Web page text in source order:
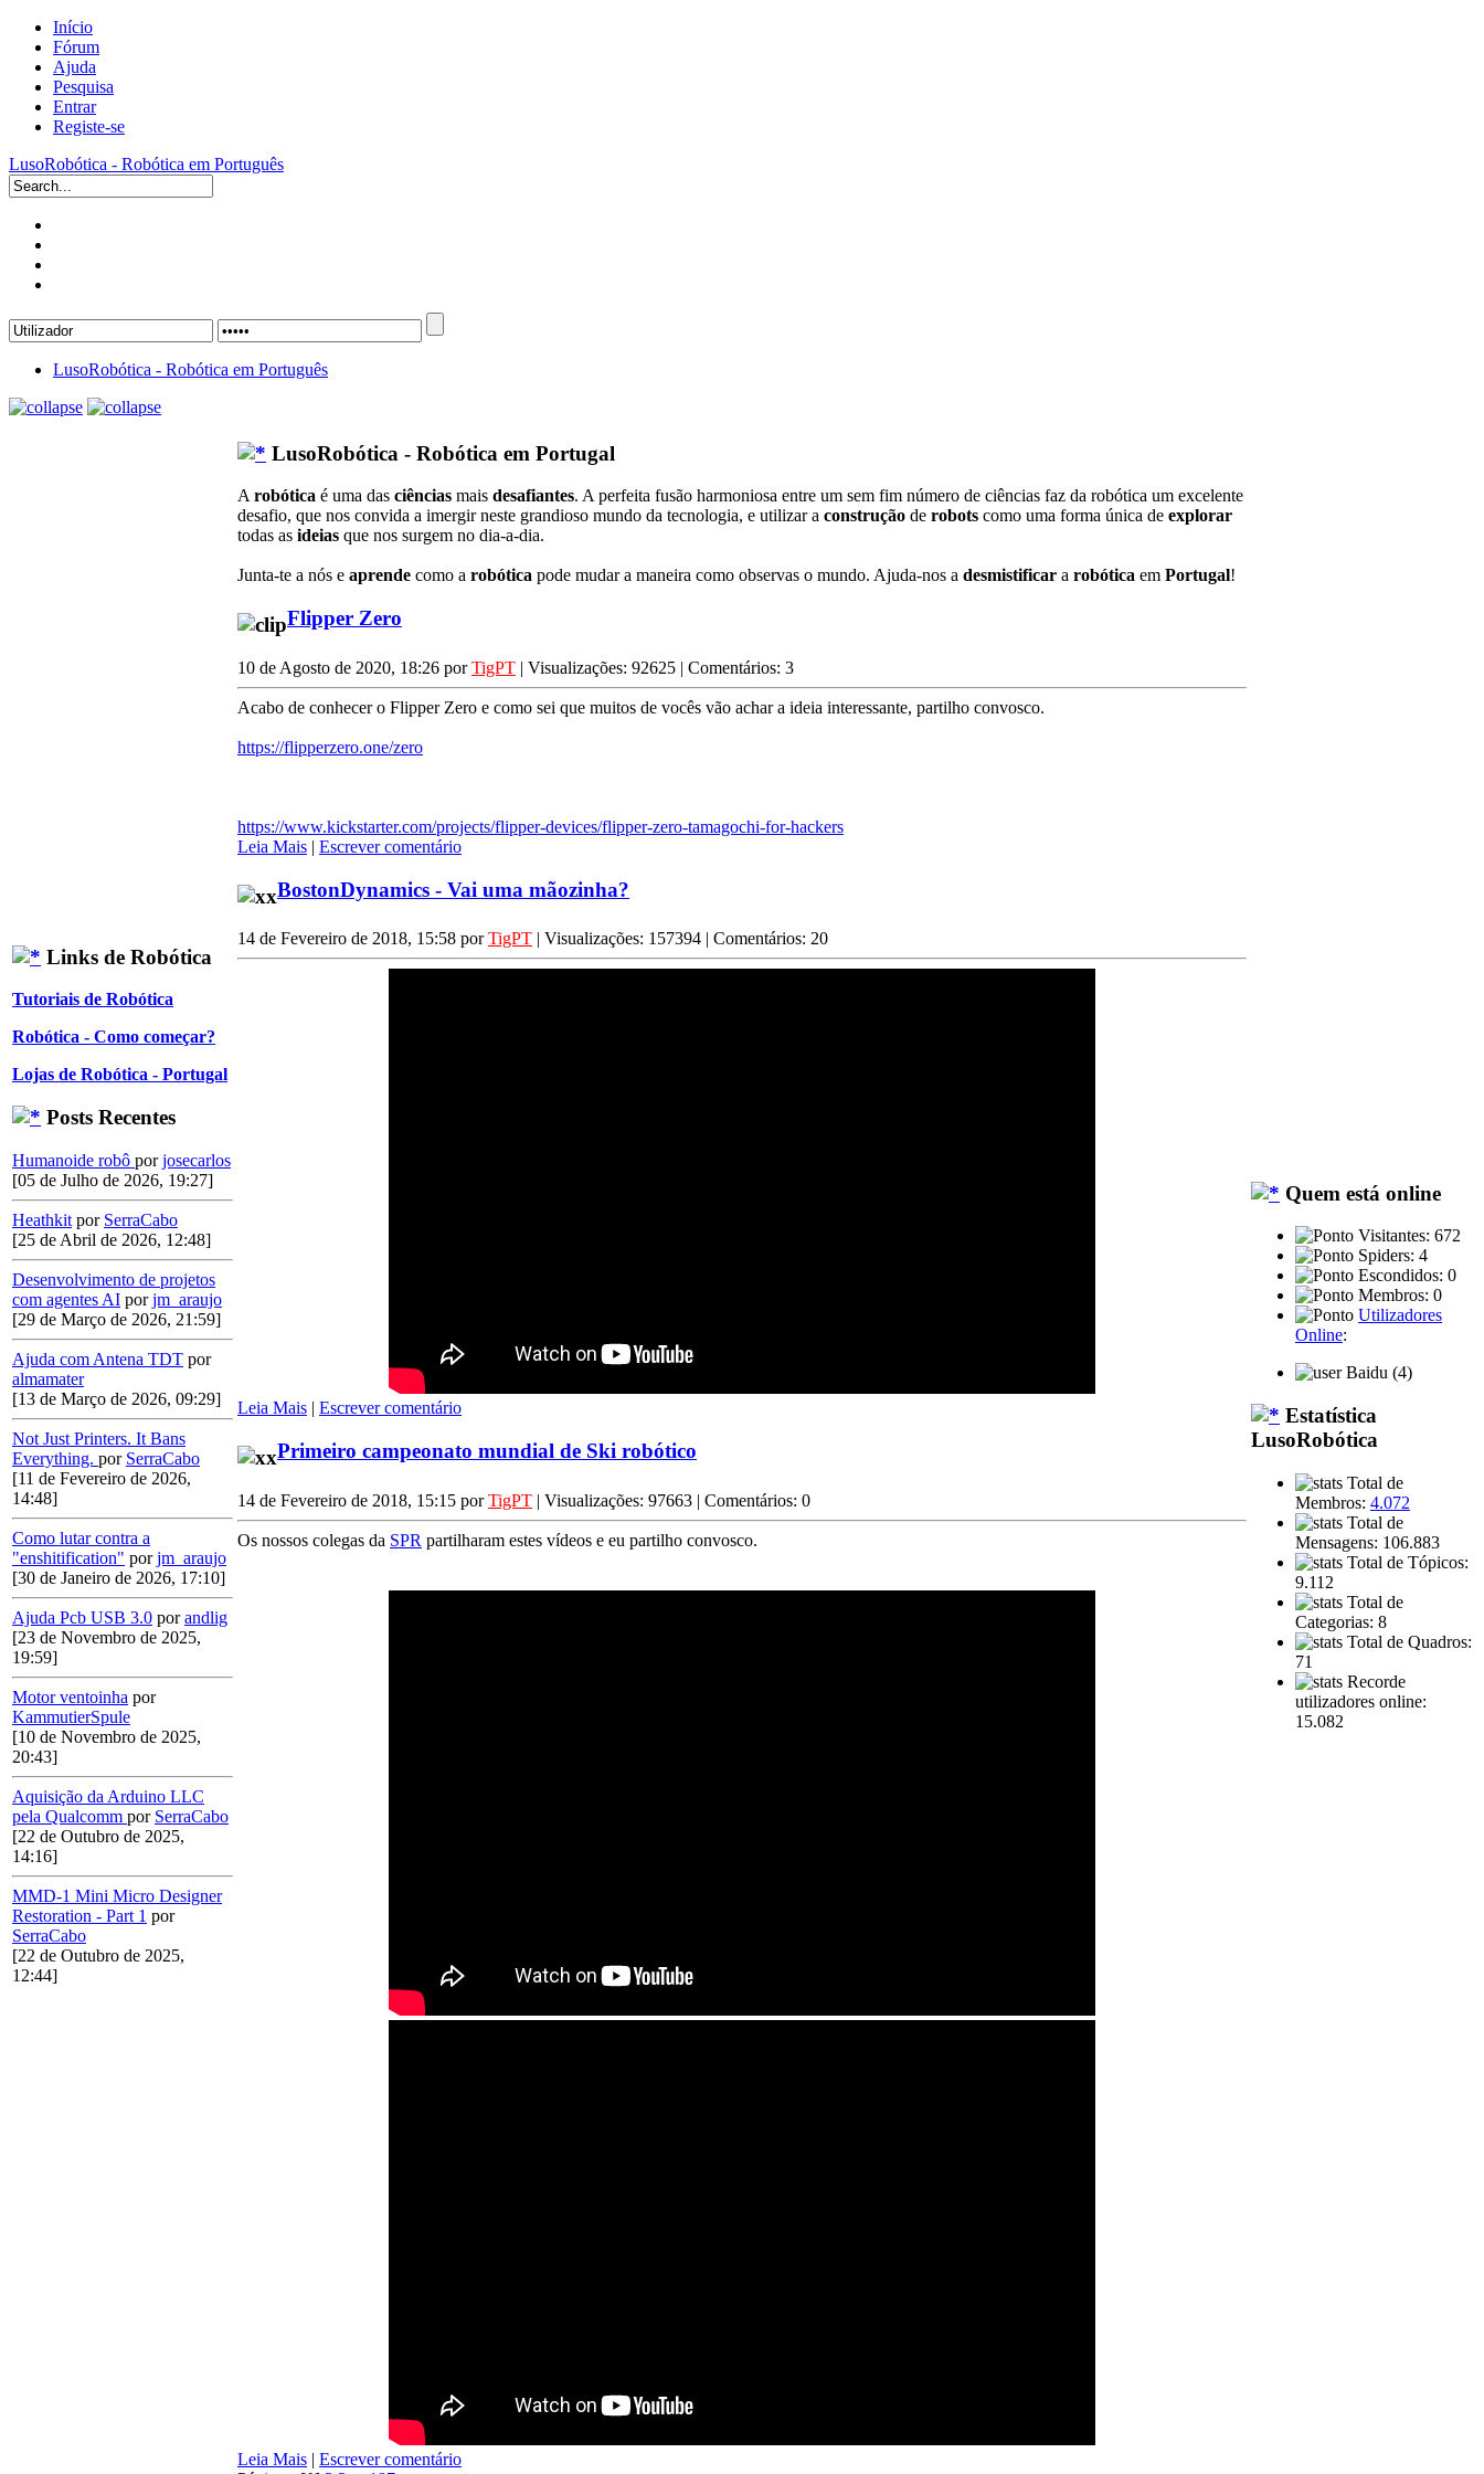
Início
Fórum
Ajuda
Pesquisa
Entrar
Registe-se
LusoRobótica - Robótica em Português
LusoRobótica - Robótica em Português
Links de Robótica
Tutoriais de Robótica
Robótica - Como começar?
Lojas de Robótica - Portugal
Posts Recentes
Humanoide robô porjosecarlos
[05 de Julho de 2026, 19:27]
Heathkit por SerraCabo
[25 de Abril de 2026, 12:48]
Desenvolvimento de projetos
com agentes AI porjm_araujo
[29 de Março de 2026, 21:59]
Ajuda com Antena TDT por
almamater
[13 de Março de 2026, 09:29]
Not Just Printers. It Bans
Everything. por SerraCabo
[11 de Fevereiro de 2026,
14:48]
Como lutar contra a
"enshitification" porjm_araujo
[30 de Janeiro de 2026, 17:10]
Ajuda Pcb USB 3.0 porandlig
[23 de Novembro de 2025,
19:59]
Motor ventoinha por
KammutierSpule
[10 de Novembro de 2025,
20:43]
Aquisição da Arduino LLC
pela Qualcomm por SerraCabo
[22 de Outubro de 2025,
14:16]
MMD-1 Mini Micro Designer
Restoration - Part 1 por
SerraCabo
[22 de Outubro de 2025,
12:44]
LusoRobótica - Robótica em Portugal
Arobótica é uma das ciências mais desafiantes. A perfeita fusão harmoniosa entre um sem fim número de ciências faz da robótica um excelente
desafio, que nos convida a imergir neste grandioso mundo da tecnologia, e utilizar a construção de robots como uma forma única de explorar
todas as ideias que nos surgem no dia-a-dia.
Junta-te a nós e aprende como a robótica pode mudar a maneira como observas o mundo. Ajuda-nos a desmistificar a robótica em Portugal!
Flipper Zero
10 de Agosto de 2020, 18:26 porTigPT | Visualizações: 92625 | Comentários: 3
Acabo de conhecer o Flipper Zero e como sei que muitos de vocês vão achar a ideia interessante, partilho convosco.
https://flipperzero.one/zero
https://www.kickstarter.com/projects/flipper-devices/flipper-zero-tamagochi-for-hackers
Leia Mais | Escrever comentário
BostonDynamics - Vai uma mãozinha?
14 de Fevereiro de 2018, 15:58 porTigPT | Visualizações: 157394 | Comentários: 20
Leia Mais | Escrever comentário
Primeiro campeonato mundial de Ski robótico
14 de Fevereiro de 2018, 15:15 porTigPT | Visualizações: 97663 | Comentários: 0
Os nossos colegas da SPR partilharam estes vídeos e eu partilho convosco.
Leia Mais | Escrever comentário
Quem está online
Visitantes: 672
Spiders: 4
Escondidos: 0
Membros: 0
Utilizadores
Online:
Baidu (4)
Estatística
LusoRobótica
Total de
Membros: 4.072
Total de
Mensagens: 106.883
Total de Tópicos:
9.112
Total de
Categorias: 8
Total de Quadros:
71
Recorde
utilizadores online:
15.082